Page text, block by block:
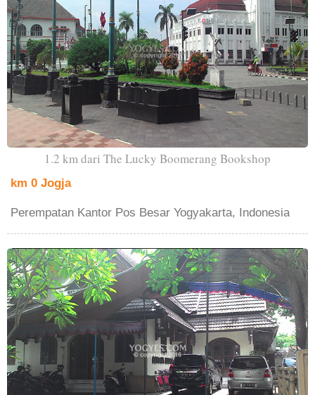
1.2 km dari The Lucky Boomerang Bookshop
km 0 Jogja
Perempatan Kantor Pos Besar Yogyakarta, Indonesia